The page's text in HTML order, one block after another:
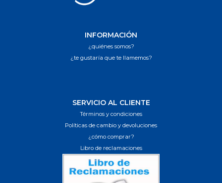
INFORMACIÓN
¿quiénes somos?
¿te gustaría que te llamemos?
SERVICIO AL CLIENTE
Términos y condiciones
Políticas de cambio y devoluciones
¿cómo comprar?
Libro de reclamaciones